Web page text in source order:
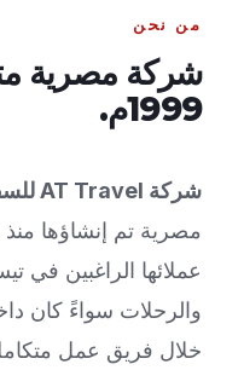
من نحن
شركة مصرية
1999م.
شركة AT Travel للسفر والرحلات
عملائها الراغبين في
والرحلات سواءً كان
خلال فريق عمل